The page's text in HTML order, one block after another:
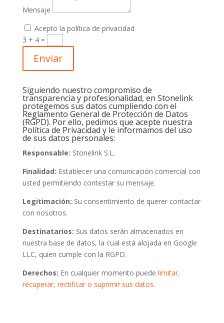
Mensaje
Acepto la política de privacidad
3 + 4=
Enviar
Siguiendo nuestro compromiso de
transparencia y profesionalidad, en Stonelink
protegemos sus datos cumpliendo con el
Reglamento General de Protección de Datos
(RGPD). Por ello, pedimos que acepte nuestra
Política de Privacidad y le informamos del uso
de sus datos personales:
Responsable: Stonelink S.L.
Finalidad: Establecer una comunicación comercial con
usted permitiendo contestar su mensaje.
Legitimación: Su consentimiento de querer contactar
con nosotros.
Destinatarios: Sus datos serán almacenados en
nuestra base de datos, la cual está alojada en Google
LLC, quien cumple con la RGPD.
Derechos: En cualquier momento puede limitar,
recuperar, rectificar o suprimir sus datos.